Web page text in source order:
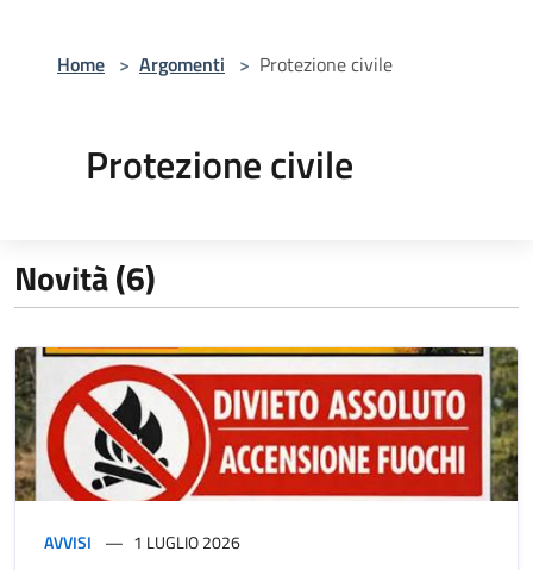
Home > Argomenti > Protezione civile
Protezione civile
Novità (6)
AVVISI 1 LUGLIO 2026